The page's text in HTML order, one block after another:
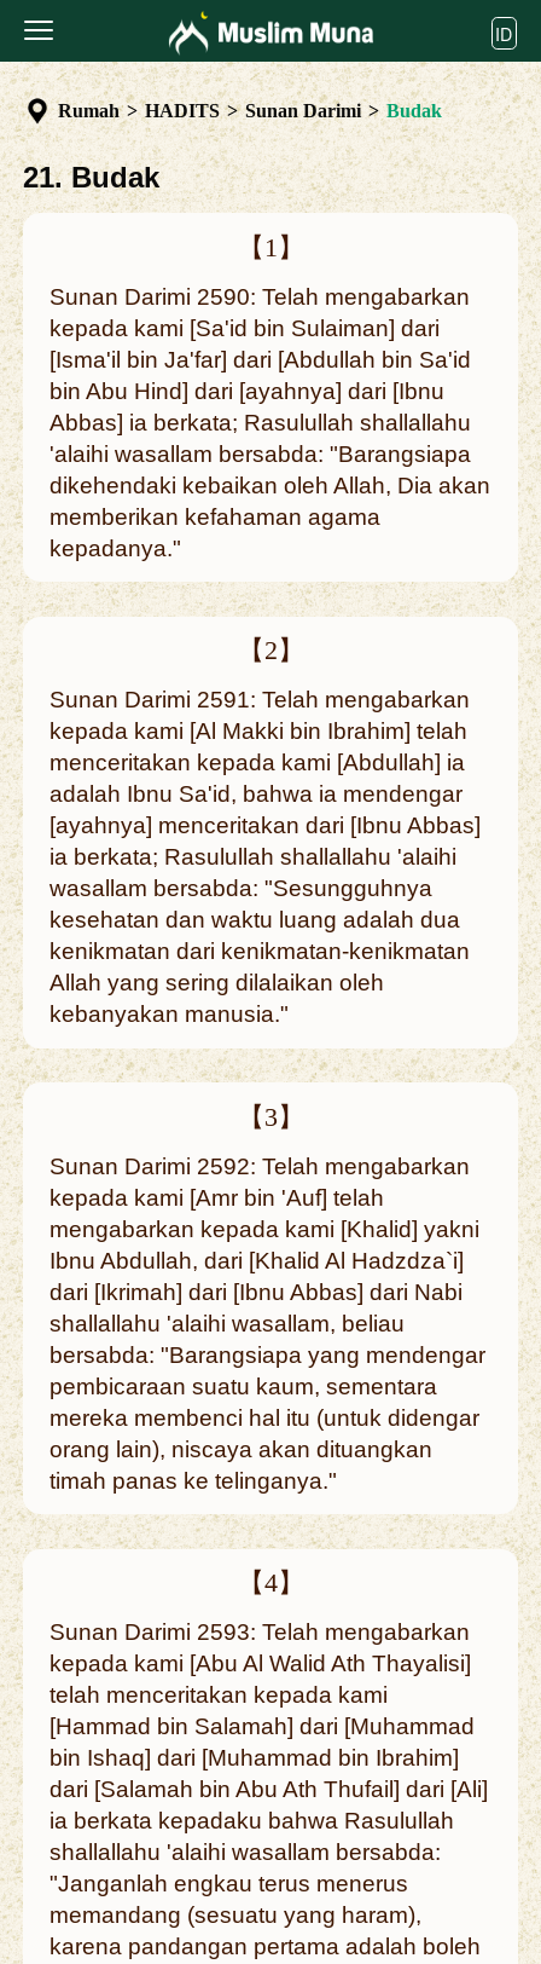
ID
Rumah > HADITS > Sunan Darimi > Budak
21. Budak
【1】
Sunan Darimi 2590: Telah mengabarkan
kepada kami [Sa'id bin Sulaiman] dari
[Isma'il bin Ja'far] dari [Abdullah bin Sa'id
bin Abu Hind] dari [ayahnya] dari [Ibnu
Abbas] ia berkata; Rasulullah shallallahu
'alaihi wasallam bersabda: "Barangsiapa
dikehendaki kebaikan oleh Allah, Dia akan
memberikan kefahaman agama
kepadanya."
【2】
Sunan Darimi 2591: Telah mengabarkan
kepada kami [Al Makki bin Ibrahim] telah
menceritakan kepada kami [Abdullah] ia
adalah Ibnu Sa'id, bahwa ia mendengar
[ayahnya] menceritakan dari [Ibnu Abbas]
ia berkata; Rasulullah shallallahu 'alaihi
wasallam bersabda: "Sesungguhnya
kesehatan dan waktu luang adalah dua
kenikmatan dari kenikmatan-kenikmatan
Allah yang sering dilalaikan oleh
kebanyakan manusia."
【3】
Sunan Darimi 2592: Telah mengabarkan
kepada kami [Amr bin 'Auf] telah
mengabarkan kepada kami [Khalid] yakni
Ibnu Abdullah, dari [Khalid Al Hadzdza`i]
dari [Ikrimah] dari [Ibnu Abbas] dari Nabi
shallallahu 'alaihi wasallam, beliau
bersabda: "Barangsiapa yang mendengar
pembicaraan suatu kaum, sementara
mereka membenci hal itu (untuk didengar
orang lain), niscaya akan dituangkan
timah panas ke telinganya."
【4】
Sunan Darimi 2593: Telah mengabarkan
kepada kami [Abu Al Walid Ath Thayalisi]
telah menceritakan kepada kami
[Hammad bin Salamah] dari [Muhammad
bin Ishaq] dari [Muhammad bin Ibrahim]
dari [Salamah bin Abu Ath Thufail] dari [Ali]
ia berkata kepadaku bahwa Rasulullah
shallallahu 'alaihi wasallam bersabda:
"Janganlah engkau terus menerus
memandang (sesuatu yang haram),
karena pandangan pertama adalah boleh